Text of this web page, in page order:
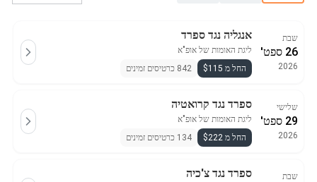
שבת
26 ספט'
2026
אנגליה נגד ספרד
ליגת האומות של אופ"א
החל מ $115
842 כרטיסים זמינים
שלישי
29 ספט'
2026
ספרד נגד קרואטיה
ליגת האומות של אופ"א
החל מ $222
134 כרטיסים זמינים
שבת ספרד נגד צ'כיה